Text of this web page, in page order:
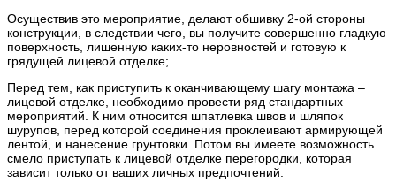
Осуществив это мероприятие, делают обшивку 2-ой стороны
конструкции, в следствии чего, вы получите совершенно гладкую
поверхность, лишенную каких-то неровностей и готовую к
грядущей лицевой отделке;
Перед тем, как приступить к оканчивающему шагу монтажа –
лицевой отделке, необходимо провести ряд стандартных
мероприятий. К ним относится шпатлевка швов и шляпок
шурупов, перед которой соединения проклеивают армирующей
лентой, и нанесение грунтовки. Потом вы имеете возможность
смело приступать к лицевой отделке перегородки, которая
зависит только от ваших личных предпочтений.